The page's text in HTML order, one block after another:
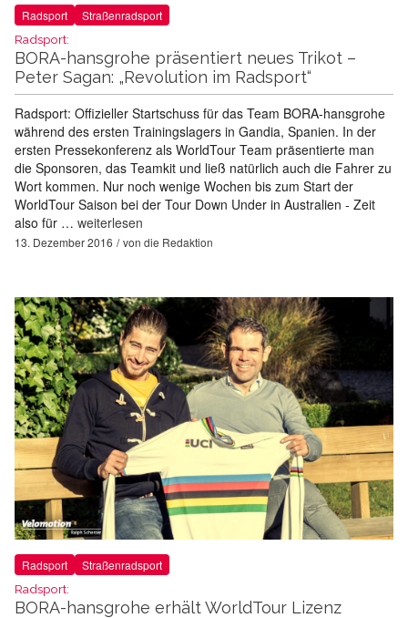
Radsport Straßenradsport
Radsport:
BORA-hansgrohe präsentiert neues Trikot –
Peter Sagan: „Revolution im Radsport“
Radsport: Offizieller Startschuss für das Team BORA-hansgrohe
während des ersten Trainingslagers in Gandia, Spanien. In der
ersten Pressekonferenz als WorldTour Team präsentierte man
die Sponsoren, das Teamkit und ließ natürlich auch die Fahrer zu
Wort kommen. Nur noch wenige Wochen bis zum Start der
WorldTour Saison bei der Tour Down Under in Australien - Zeit
also für … weiterlesen
13. Dezember 2016 von die Redaktion
Radsport Straßenradsport
Radsport:
BORA-hansgrohe erhält WorldTour Lizenz